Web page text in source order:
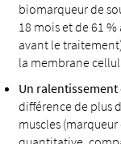
biomarqueur de
18 mois et de 61
avant le
la membrane
Un
différence de plus
muscles